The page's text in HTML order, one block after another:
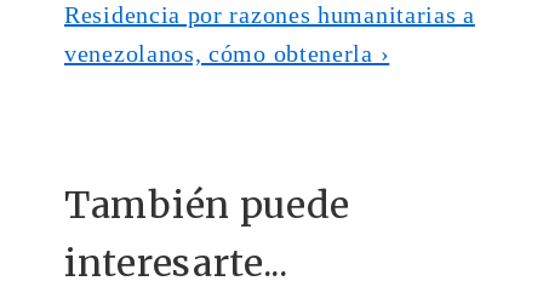
La
entrada
Residencia por razones humanitarias a
venezolanos, cómo obtenerla ›
También puede
interesarte...